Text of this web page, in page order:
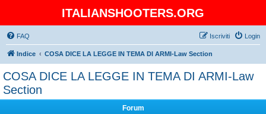
ITALIANSHOOTERS.ORG
FAQ Login
Iscriviti
Indice COSA DICE LA LEGGE IN TEMA DI ARMI-Law Section
COSA DICE LA LEGGE IN TEMA DI ARMI-Law
Section
Forum